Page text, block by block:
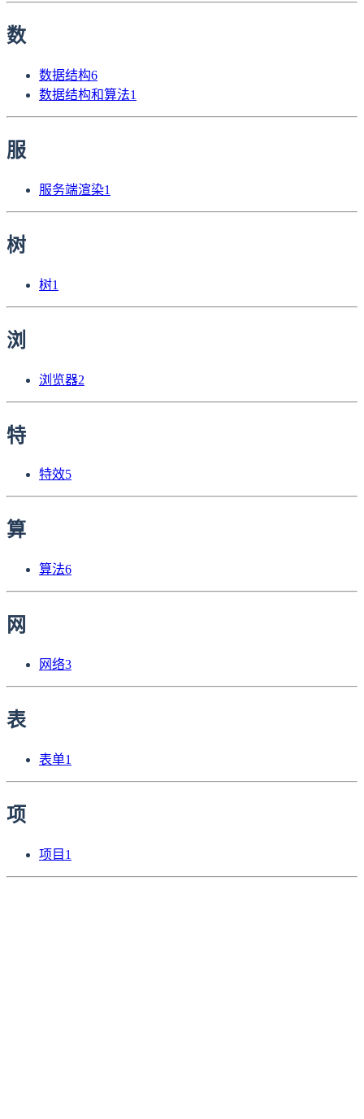
数
数据结构6
数据结构和算法1
服
服务端渲染1
树
树1
浏
浏览器2
特
特效5
算
算法6
网
网络3
表
表单1
项
项目 1